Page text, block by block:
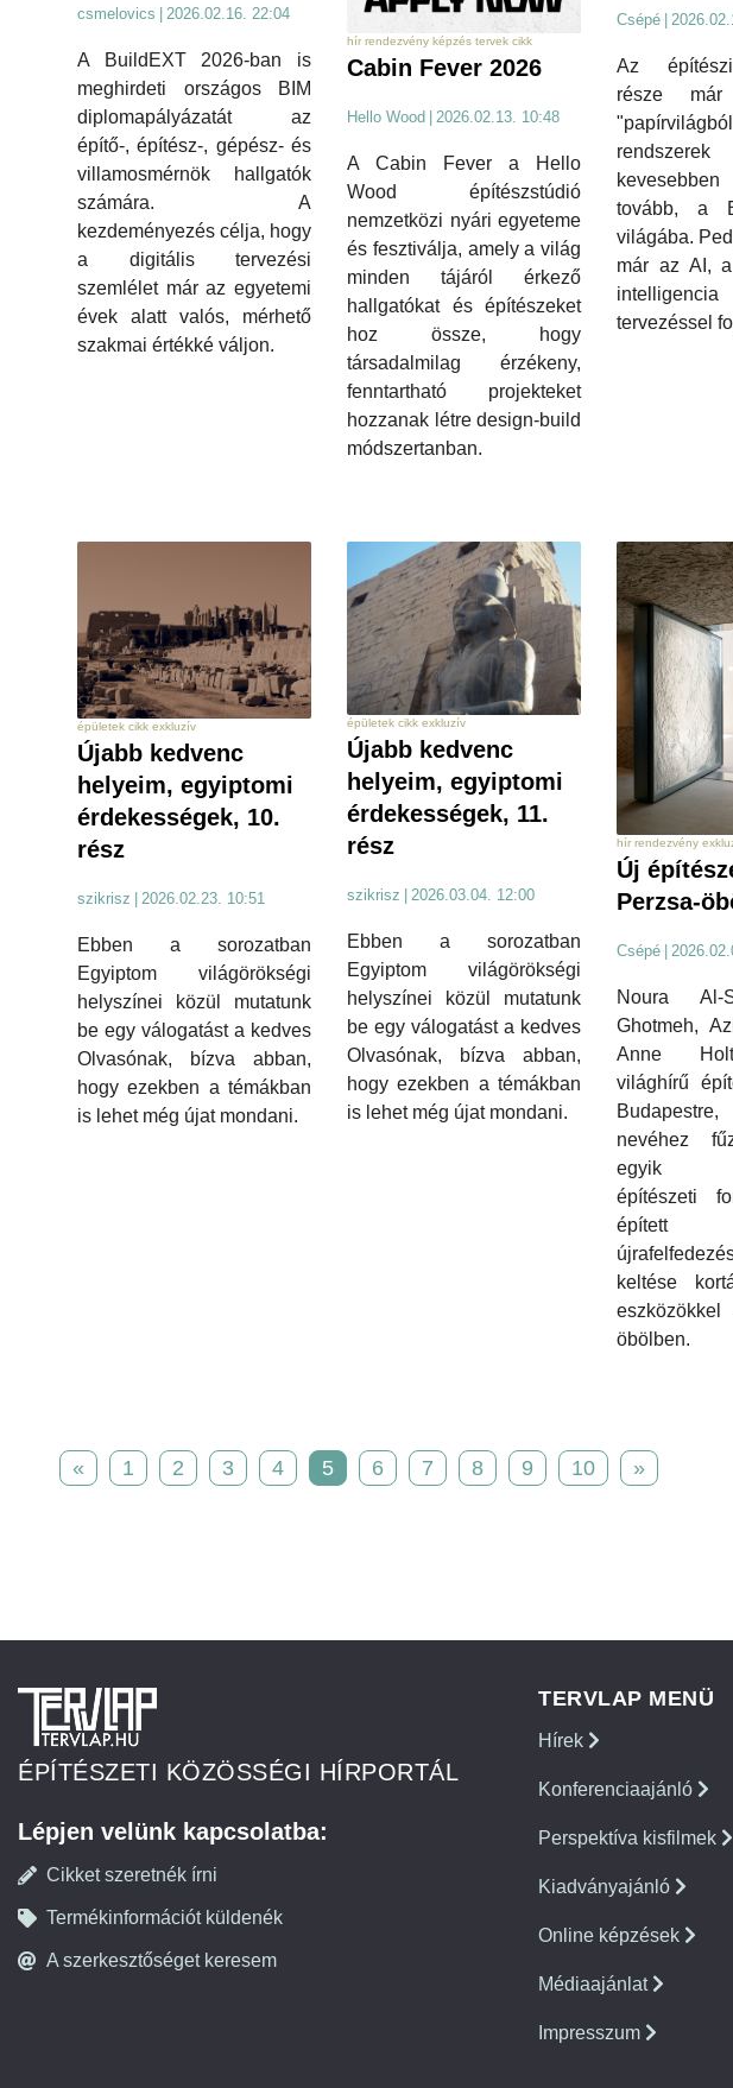
csmelovics 2026.02.16. 22:04
A BuildEXT 2026-ban is
meghirdeti országos BIM
diplomapályázatát az
építő-, építész-, gépész- és
villamosmérnök hallgatók
számára. A
kezdeményezés célja, hogy
a digitális tervezési
szemlélet már az egyetemi
évek alatt valós, mérhető
szakmai értékké váljon.
hír rendezvény képzés tervek cikk
Cabin Fever 2026
Hello Wood 2026.02.13. 10:48
A Cabin Fever a Hello
Wood építészstúdió
nemzetközi nyári egyeteme
és fesztiválja, amely a világ
minden tájáról érkező
hallgatókat és építészeket
hoz össze, hogy
társadalmilag érzékeny,
fenntartható projekteket
hozzanak létre design-build
módszertanban.
Csépé
Az
része
tovább, a
világába.
már az AI,
tervezéssel
épületek cikk exkluzív
Újabb kedvenc
helyeim, egyiptomi
érdekességek, 10.
rész
szikrisz 2026.02.23. 10:51
Ebben a sorozatban
Egyiptom világörökségi
helyszínei közül mutatunk
be egy válogatást a kedves
Olvasónak, bízva abban,
hogy ezekben a témákban
is lehet még újat mondani.
épületek cikk exkluzív
Újabb kedvenc
helyeim, egyiptomi
érdekességek, 11.
rész
szikrisz | 2026.03.04. 12:00
Ebben a sorozatban
Egyiptom világörökségi
helyszínei közül mutatunk
be egy válogatást a kedves
Olvasónak, bízva abban,
hogy ezekben a témákban
is lehet még újat mondani.
hír rendezvény
Új
Perzsa-
Csépé |
Noura Al-
Ghotmeh,
Anne
világhírű
nevéhez
egyik
építészeti
épített
keltése
öbölben.
« 1 2 3 4 5 6 7 8 9 10 »
ÉPÍTÉSZETI KÖZÖSSÉGI HÍRPORTÁL
Lépjen velünk kapcsolatba:
Cikket szeretnék írni
Termékinformációt küldenék
A szerkesztőséget keresem
TERVLAP MENÜ
Hírek
Konferenciaajánló
Perspektíva kisfilmek
Kiadványajánló
Online képzések
Médiaajánlat
Impresszum